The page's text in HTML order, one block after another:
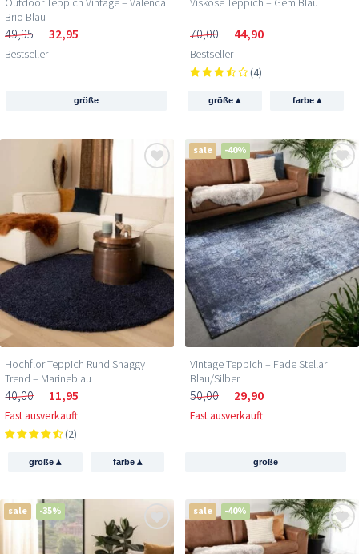
Brio Blau
49,95 32,95
Bestseller
größe
70,00 44,90
Bestseller
(4)
größe▴ farbe ▴
Hochflor Teppich Rund Shaggy
Trend – Marineblau
40,00 11,95
Fast ausverkauft
(2)
größe▴ farbe ▴
sale -40%
Vintage Teppich – Fade Stellar
Blau/Silber
50,00 29,90
Fast ausverkauft
größe
sale -35% sale -40%